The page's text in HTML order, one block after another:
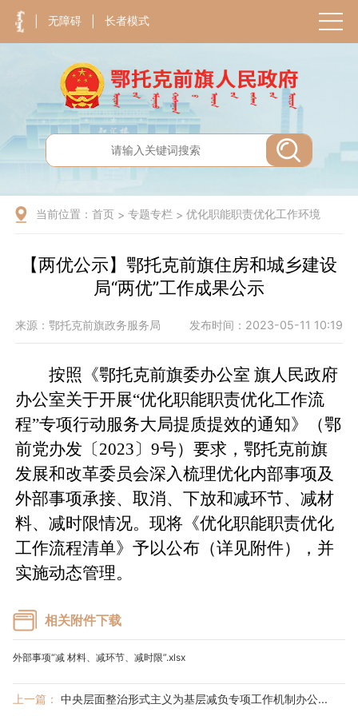
无障碍 长者模式
当前位置：首页 >专题专栏 >优化职能职责优化工作环境
【两优公示】鄂托克前旗住房和城乡建设
局“两优”工作成果公示
来源：鄂托克前旗政务服务局 发布时间：2023-05-11 10:19
按照《鄂托克前旗委办公室 旗人民政府
办公室关于开展“优化职能职责优化工作流
程”专项行动服务大局提质提效的通知》（鄂
前党办发〔2023〕9号）要求，鄂托克前旗
发展和改革委员会深入梳理优化内部事项及
外部事项承接、取消、下放和减环节、减材
料、减时限情况。现将《优化职能职责优化
工作流程清单》予以公布（详见附件），并
实施动态管理。
相关附件下载
外部事项“减 材料、减环节、减时限”.xlsx
上一篇： 中央层面整治形式主义为基层减负专项工作机制办公...